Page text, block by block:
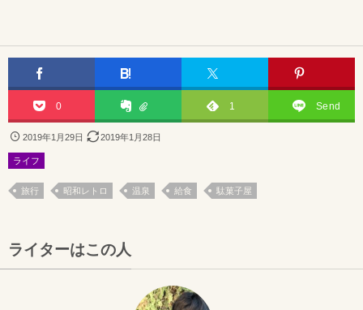
0 1 Send
2019年1月29日 2019年1月28日
ライフ
旅行 昭和レトロ 温泉 給食 駄菓子屋
ライターはこの人